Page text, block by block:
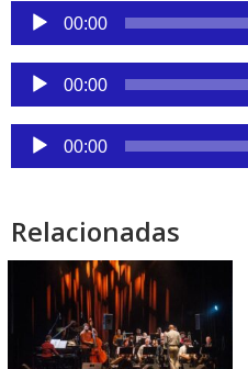
Reproductor
de
audio
00:00
Reproductor
de
audio
00:00
Reproductor
de
00:00
Relacionadas